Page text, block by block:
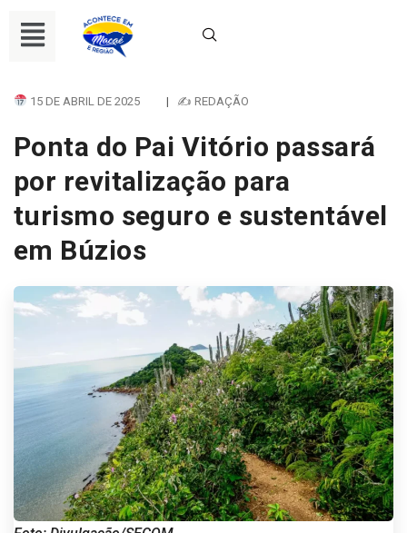
15 DE ABRIL DE 2025 | ✍ REDAÇÃO
Ponta do Pai Vitório passará
por revitalização para
turismo seguro e sustentável
em Búzios